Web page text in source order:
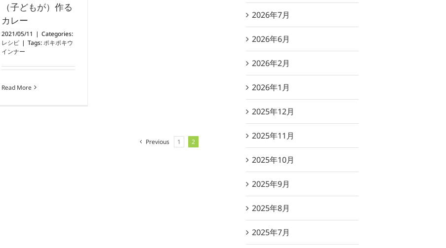
（子どもが）作る
カレー
2021/05/11 | Categories:
レシピ | Tags:ポキポキウ
インナー
Read More
Previous 1 2
2026年7月
2026年6月
2026年2月
2026年1月
2025年12月
2025年11月
2025年10月
2025年9月
2025年8月
2025年7月